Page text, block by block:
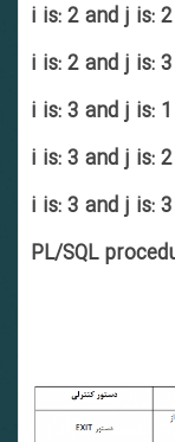
i is: 2 and j
i is: 2 and j
i is: 3 and j
i is: 3 and j
i is: 3 and j
PL/SQL